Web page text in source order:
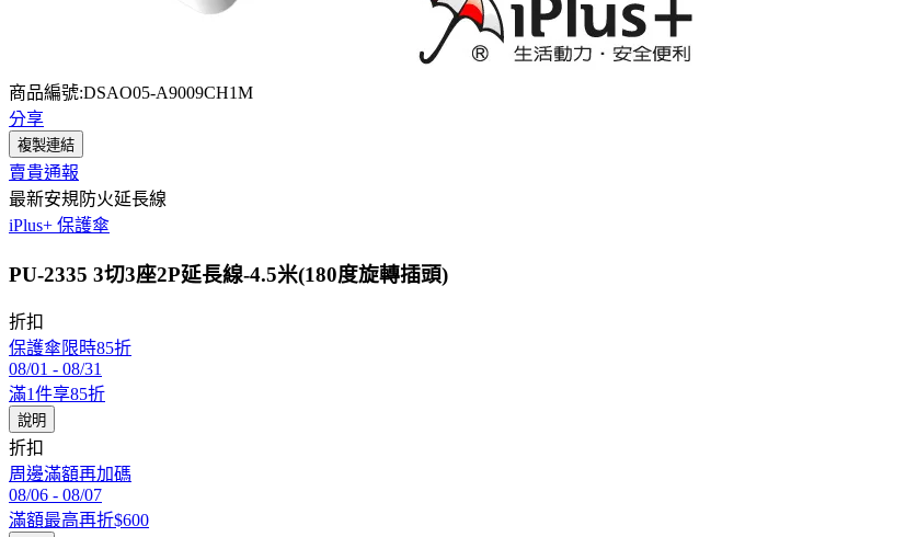
商品編號:DSAO05-A9009CH1M
分享
複製連結
賣貴通報
最新安規防火延長線
iPlus+ 保護傘
PU-2335 3切3座2P延長線-4.5米(180度旋轉插頭)
折扣
保護傘限時85折
08/01 - 08/31
滿1件享85折
說明
折扣
周邊滿額再加碼
08/06 - 08/07
滿額最高再折$600